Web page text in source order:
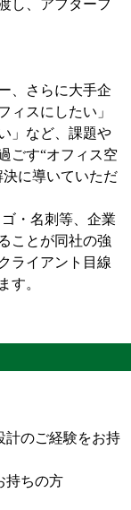
し、アフターフ
、さらに大手企
ィスにしたい」
」など、課題や
ごす“オフィス空
に導いていただ
・名刺等、企業
ことが同社の強
ライアント目線
す。
計のご経験をお持
持ちの方